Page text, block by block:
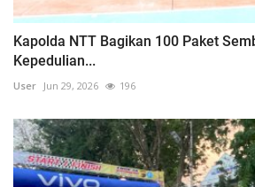
Kapolda NTT Bagikan 100 Paket
Kepedulian...
User Jun 29, 2026 196